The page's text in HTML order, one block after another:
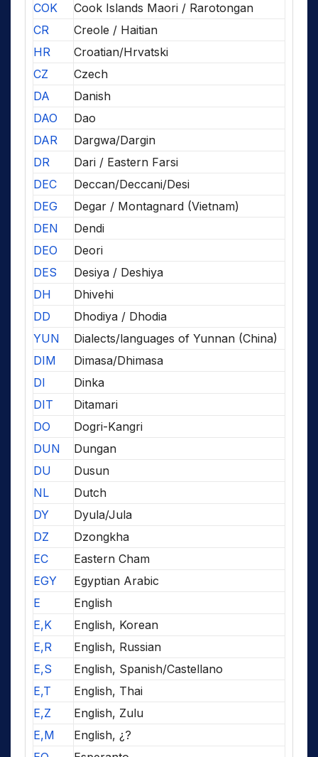
COK
Cook Islands Maori / Rarotongan
CR
Creole / Haitian
HR
Croatian/Hrvatski
CZ
Czech
DA
Danish
DAO
Dao
DAR
Dargwa/Dargin
DR
Dari / Eastern Farsi
DEC
Deccan/Deccani/Desi
DEG
Degar / Montagnard (Vietnam)
DEN
Dendi
DEO
Deori
DES
Desiya / Deshiya
DH
Dhivehi
DD
Dhodiya / Dhodia
YUN
Dialects/languages of Yunnan (China)
DIM
Dimasa/Dhimasa
DI
Dinka
DIT
Ditamari
DO
Dogri-Kangri
DUN
Dungan
DU
Dusun
NL
Dutch
DY
Dyula/Jula
DZ
Dzongkha
EC
Eastern Cham
EGY
Egyptian Arabic
E
English
E,K
English, Korean
E,R
English, Russian
E,S
English, Spanish/Castellano
E,T
English, Thai
E,Z
English, Zulu
E,M
English, ¿?